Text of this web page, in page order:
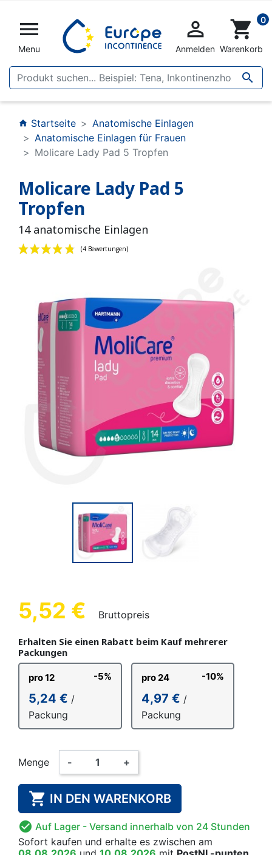

Menu


Anmelden
shopping_cart 0
Warenkorb
home Startseite
Anatomische Einlagen
Anatomische Einlagen für Frauen
Molicare Lady Pad 5 Tropfen
Molicare Lady Pad 5
Tropfen
14 anatomische Einlagen
5,52 € Bruttopreis
Erhalten Sie einen Rabatt beim Kauf mehrerer
Packungen
pro 12 -5%
5,24 € /
Packung
pro 24 -10%
4,97 € /
Packung
Menge - +
 IN DEN WARENKORB
 Auf Lager - Versand innerhalb von 24 Stunden
Sofort kaufen und erhalte es zwischen am